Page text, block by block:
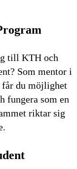
till KTH och
Som mentor i
du möjlighet
fungera som en
riktar sig